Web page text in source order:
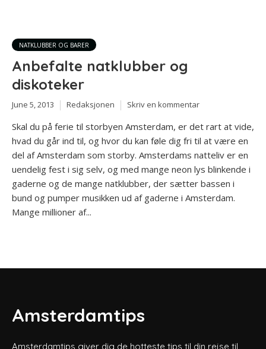
NATKLUBBER OG BARER
Anbefalte natklubber og
diskoteker
June 5, 2013 Redaksjonen Skriv en kommentar
Skal du på ferie til storbyen Amsterdam, er det rart at vide,
hvad du går ind til, og hvor du kan føle dig fri til at være en
del af Amsterdam som storby. Amsterdams natteliv er en
uendelig fest i sig selv, og med mange neon lys blinkende i
gaderne og de mange natklubber, der sætter bassen i
bund og pumper musikken ud af gaderne i Amsterdam.
Mange millioner af...
Amsterdamtips
Amsterdamtips giver dig de hotteste tips til din rejse til